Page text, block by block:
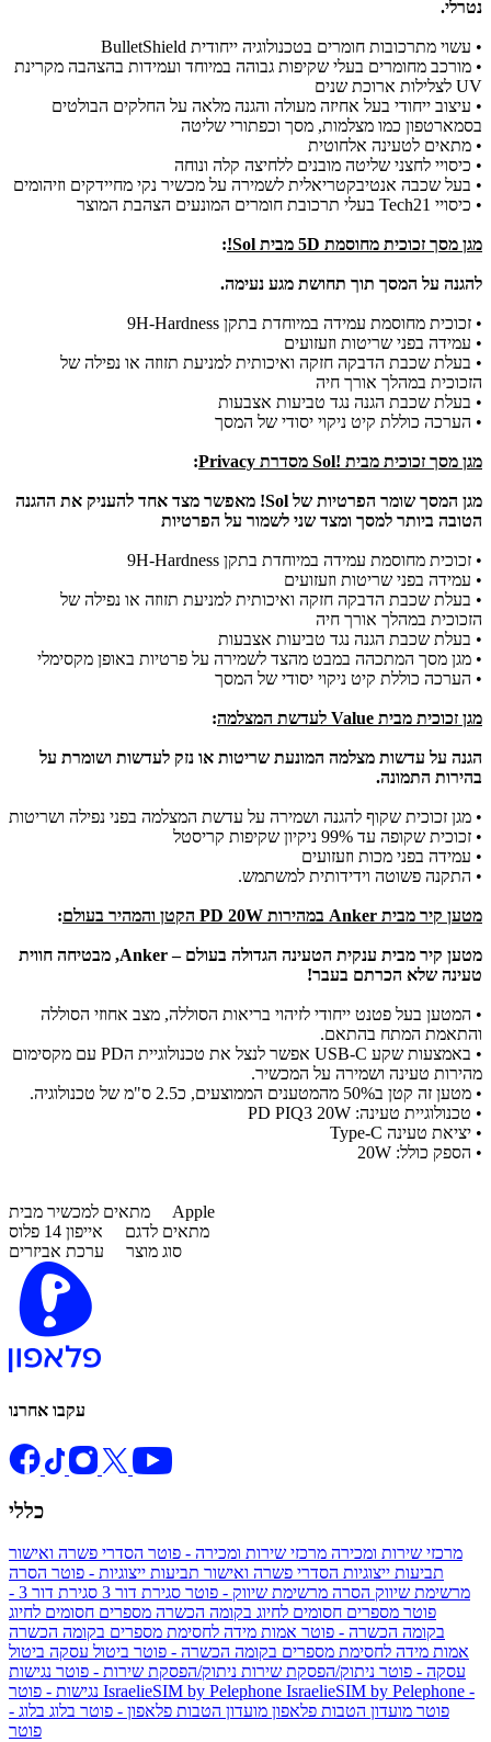
נטרלי.
• עשוי מתרכובות חומרים בטכנולוגיה ייחודית BulletShield
• מורכב מחומרים בעלי שקיפות גבוהה במיוחד ועמידות בהצהבה מקרינת
UV לצלילות ארוכת שנים
• עיצוב ייחודי בעל אחיזה מעולה והגנה מלאה על החלקים הבולטים
בסמארטפון כמו מצלמות, מסך וכפתורי שליטה
• מתאים לטעינה אלחוטית
• כיסויי לחצני שליטה מובנים ללחיצה קלה ונוחה
• בעל שכבה אנטיבקטריאלית לשמירה על מכשיר נקי מחיידקים וזיהומים
• כיסויי Tech21 בעלי תרכובת חומרים המונעים הצהבת המוצר
מגן מסך זכוכית מחוסמת 5D מבית Sol! :
להגנה על המסך תוך תחושת מגע נעימה.
• זכוכית מחוסמת עמידה במיוחדת בתקן 9H-Hardness
• עמידה בפני שריטות וזעזועים
• בעלת שכבת הדבקה חזקה ואיכותית למניעת תזוזה או נפילה של
הזכוכית במהלך אורך חיה
• בעלת שכבת הגנה נגד טביעות אצבעות
• הערכה כוללת קיט ניקוי יסודי של המסך
מגן מסך זכוכית מבית !Sol מסדרת Privacy :
מגן המסך שומר הפרטיות של Sol! מאפשר מצד אחד להעניק את ההגנה
הטובה ביותר למסך ומצד שני לשמור על הפרטיות
• זכוכית מחוסמת עמידה במיוחדת בתקן 9H-Hardness
• עמידה בפני שריטות וזעזועים
• בעלת שכבת הדבקה חזקה ואיכותית למניעת תזוזה או נפילה של
הזכוכית במהלך אורך חיה
• בעלת שכבת הגנה נגד טביעות אצבעות
• מגן מסך המתכהה במבט מהצד לשמירה על פרטיות באופן מקסימלי
• הערכה כוללת קיט ניקוי יסודי של המסך
מגן זכוכית מבית Value לעדשת המצלמה :
הגנה על עדשות מצלמה המונעת שריטות או נזק לעדשות ושומרת על
בהירות התמונה.
• מגן זכוכית שקוף להגנה ושמירה על עדשת המצלמה בפני נפילה ושריטות
• זכוכית שקופה עד 99% ניקיון שקיפות קריסטל
• עמידה בפני מכות וזעזועים
• התקנה פשוטה וידידותית למשתמש.
מטען קיר מבית Anker במהירות PD 20W הקטן והמהיר בעולם :
מטען קיר מבית ענקית הטעינה הגדולה בעולם – Anker, מבטיחה חווית
טעינה שלא הכרתם בעבר!
• המטען בעל פטנט ייחודי לזיהוי בריאות הסוללה, מצב אחוזי הסוללה
והתאמת המתח בהתאם.
• באמצעות שקע USB-C אפשר לנצל את טכנולוגיית הPD עם מקסימום
מהירות טעינה ושמירה על המכשיר.
• מטען זה קטן ב50% מהמטענים הממוצעים, כ2.5 ס"מ של טכנולוגיה.
• טכנולוגיית טעינה: PD PIQ3 20W
• יציאת טעינה Type-C
• הספק כולל: 20W
מתאים למכשיר מבית Apple
מתאים לדגם אייפון 14 פלוס
סוג מוצר ערכת אביזרים
עקבו אחרנו
כללי
מרכזי שירות ומכירה מרכזי שירות ומכירה - פוטר הסדרי פשרה ואישור
תביעות ייצוגיות הסדרי פשרה ואישור תביעות ייצוגיות - פוטר הסרה
מרשימת שיווק הסרה מרשימת שיווק - פוטר סגירת דור 3
סגירת דור 3 -
פוטר מספרים חסומים לחיוג בקומה הכשרה מספרים חסומים לחיוג
בקומה הכשרה - פוטר אמות מידה לחסימת מספרים בקומה הכשרה
אמות מידה לחסימת מספרים בקומה הכשרה - פוטר ביטול עסקה ביטול
עסקה - פוטר ניתוק/הפסקת שירות ניתוק/הפסקת שירות - פוטר נגישות
IsraelieSIM by Pelephone IsraelieSIM by Pelephone -
פוטר מועדון הטבות פלאפון מועדון הטבות פלאפון - פוטר בלוג בלוג -
פוטר